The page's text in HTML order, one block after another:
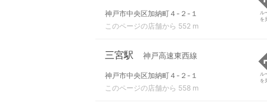
神戸市中央区加納町４-２-１
このページの店舗から 552 m
ル
を
三宮駅 神戸高速東西線
神戸市中央区加納町４-２-１
このページの店舗から 558 m
ル
を